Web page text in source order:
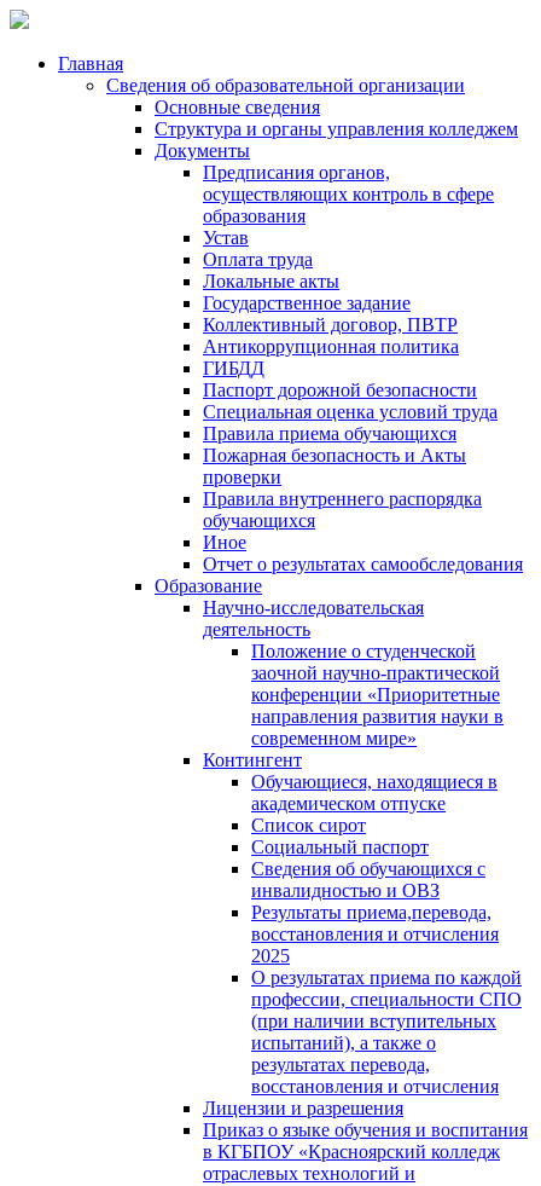
Главная
Сведения об образовательной организации
Основные сведения
Структура и органы управления колледжем
Документы
Предписания органов,
осуществляющих контроль в сфере
образования
Устав
Оплата труда
Локальные акты
Государственное задание
Коллективный договор, ПВТР
Антикоррупционная политика
ГИБДД
Паспорт дорожной безопасности
Специальная оценка условий труда
Правила приема обучающихся
Пожарная безопасность и Акты
проверки
Правила внутреннего распорядка
обучающихся
Иное
Отчет о результатах самообследования
Образование
Научно-исследовательская
деятельность
Положение о студенческой
заочной научно-практической
конференции «Приоритетные
направления развития науки в
современном мире»
Контингент
Обучающиеся, находящиеся в
академическом отпуске
Список сирот
Социальный паспорт
Сведения об обучающихся с
инвалидностью и ОВЗ
Результаты приема,перевода,
восстановления и отчисления
2025
О результатах приема по каждой
профессии, специальности СПО
(при наличии вступительных
испытаний), а также о
результатах перевода,
восстановления и отчисления
Лицензии и разрешения
Приказ о языке обучения и воспитания
в КГБПОУ «Красноярский колледж
отраслевых технологий и